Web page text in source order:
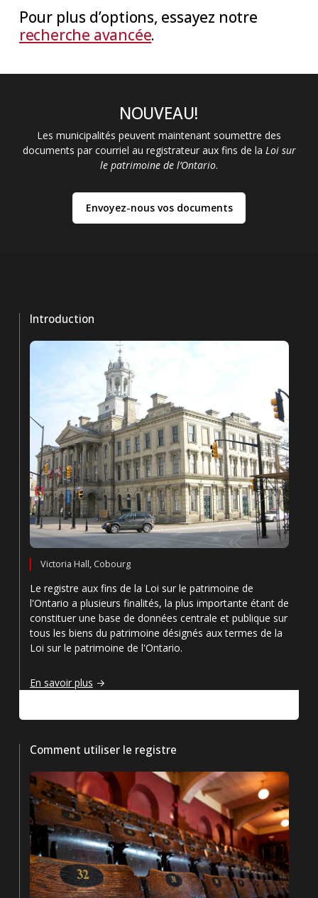
Pour plus d’options, essayez notre
recherche avancée.
NOUVEAU!
Les municipalités peuvent maintenant soumettre des
documents par courriel au registrateur aux fins de la Loi sur
le patrimoine de l’Ontario.
NOUVEAU!
Envoyez-nous vos documents
Introduction
Victoria Hall, Cobourg
Le registre aux fins de la Loi sur le patrimoine de
l'Ontario a plusieurs finalités, la plus importante étant de
constituer une base de données centrale et publique sur
tous les biens du patrimoine désignés aux termes de la
Loi sur le patrimoine de l'Ontario.
Introduction
En savoir plus
Comment utiliser le registre